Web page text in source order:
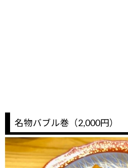
名物バブル巻（2,000円）